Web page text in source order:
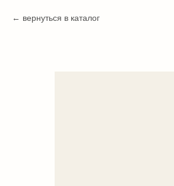
вернуться в каталог